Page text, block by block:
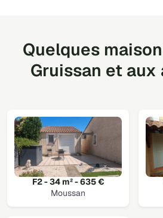
Quelques
Gruissan et
F2 - 34 m² - 635 €
Moussan